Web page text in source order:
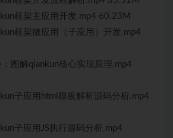
框架主应用开发.mp4 60.23M
框架微应用（子应用）开发.mp4
图解qiankun核心实现原理.mp4
子应用html模板解析源码分析.mp4
子应用JS执行源码分析.mp4